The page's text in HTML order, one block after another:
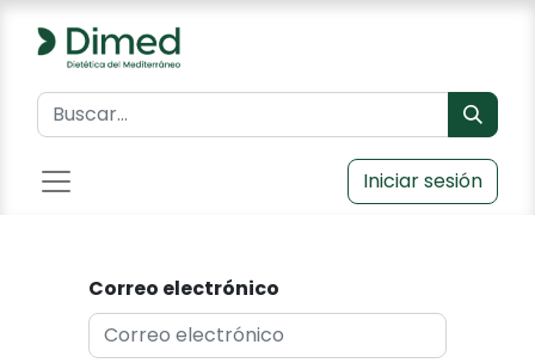
Iniciar sesión
Correo electrónico